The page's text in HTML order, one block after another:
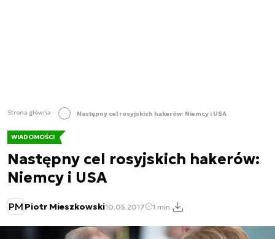
Strona główna Następny cel rosyjskich hakerów: Niemcy i USA
WIADOMOŚCI
Następny cel rosyjskich hakerów:
Niemcy i USA
PM Piotr Mieszkowski10.05.2017 1 min.